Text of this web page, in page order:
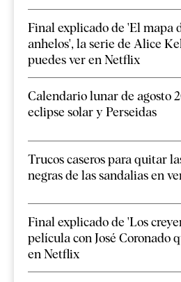
Final explicado de 'El mapa
anhelos', la serie de Alice
puedes ver en Netflix
Calendario lunar de agosto
eclipse solar y Perseidas
Trucos caseros para quitar
negras de las sandalias en
Final explicado de 'Los
película con José Coronado
en Netflix